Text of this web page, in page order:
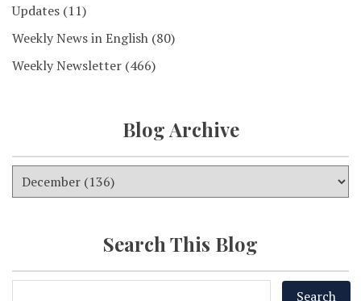
Updates (11)
Weekly News in English (80)
Weekly Newsletter (466)
Blog Archive
Search This Blog